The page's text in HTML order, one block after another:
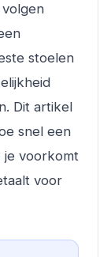
volgen
stoelen
Dit artikel
snel een
je voorkomt
voor